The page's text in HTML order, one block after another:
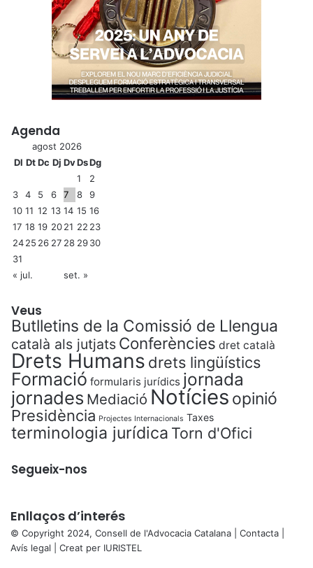
Agenda
agost 2026
Dl DtDc Dj DvDsDg
1
2
3
4 5 6 7 8
9
10 11 12 13 14 15 16
17 18 19 2021 22 23
2425 26 27 28 2930
31
« jul.
set. »
Veus
Butlletins de la Comissió de Llengua
català als jutjats Conferències dret català
Drets Humans drets lingüístics
Formació formularis jurídics jornada
jornades Mediació Notícies opinió
Presidència Projectes Internacionals Taxes
terminologia jurídica Torn d'Ofici
Segueix-nos
Enllaços d’interés
© Copyright 2024, Consell de l'Advocacia Catalana | Contacta
Avís legal | Creat per IURISTEL